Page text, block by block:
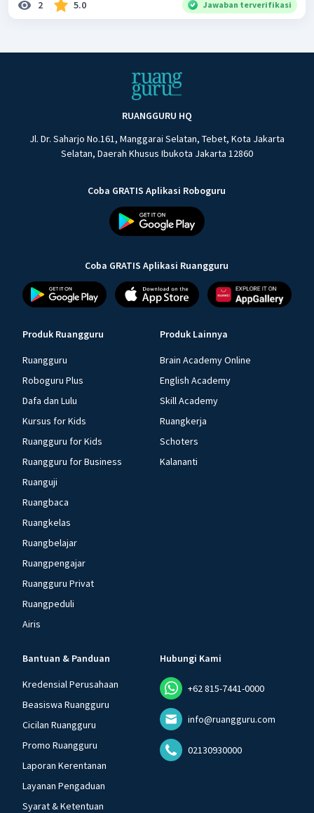
2 5.0 Jawaban terverifikasi
RUANGGURU HQ
Jl. Dr. Saharjo No.161, Manggarai Selatan, Tebet, Kota Jakarta
Selatan, Daerah Khusus Ibukota Jakarta 12860
Coba GRATIS Aplikasi Roboguru
Coba GRATIS Aplikasi Ruangguru
Produk Ruangguru
Ruangguru
Roboguru Plus
Dafa dan Lulu
Kursus for Kids
Ruangguru for Kids
Ruangguru for Business
Ruanguji
Ruangbaca
Ruangkelas
Ruangbelajar
Ruangpengajar
Ruangguru Privat
Ruangpeduli
Airis
Produk Lainnya
Brain Academy Online
English Academy
Skill Academy
Ruangkerja
Schoters
Kalananti
Bantuan & Panduan
Kredensial Perusahaan
Beasiswa Ruangguru
Cicilan Ruangguru
Promo Ruangguru
Laporan Kerentanan
Layanan Pengaduan
Syarat & Ketentuan
Hubungi Kami
+62 815-7441-0000
info@ruangguru.com
02130930000